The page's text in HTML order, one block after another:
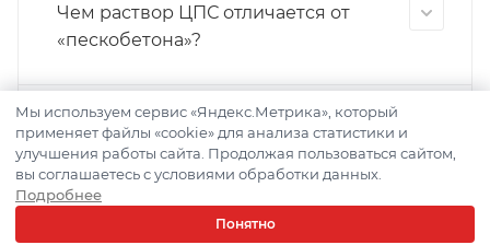
Чем раствор ЦПС отличается от
«пескобетона»?
Как посчитать расход раствора на
стяжку?
Мы используем сервис «Яндекс.Метрика», который
применяет файлы «cookie» для анализа статистики и
улучшения работы сайта. Продолжая пользоваться сайтом,
вы соглашаетесь с условиями обработки данных.
Подробнее
Понятно